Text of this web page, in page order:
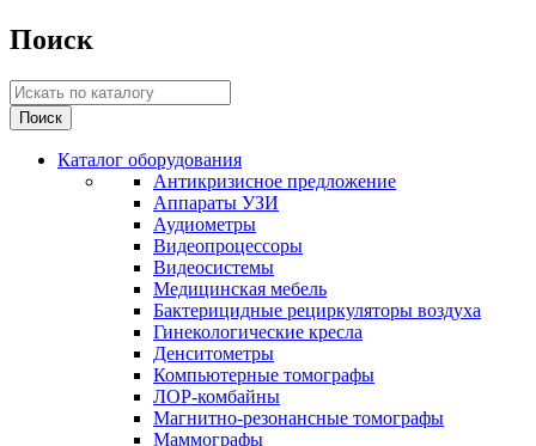
Поиск
Каталог оборудования
Антикризисное предложение
Аппараты УЗИ
Аудиометры
Видеопроцессоры
Видеосистемы
Медицинская мебель
Бактерицидные рециркуляторы воздуха
Гинекологические кресла
Денситометры
Компьютерные томографы
ЛОР-комбайны
Магнитно-резонансные томографы
Маммографы